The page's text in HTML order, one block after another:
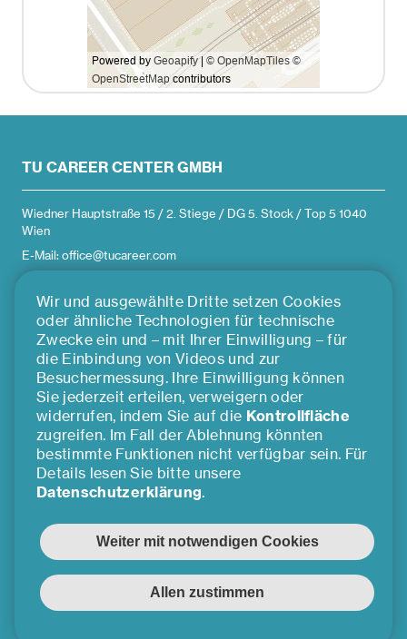
TU CAREER CENTER GMBH
Wiedner Hauptstraße 15 / 2. Stiege / DG 5. Stock / Top 5 1040
Wien
E-Mail: office@tucareer.com
ÜBER UNS
Team
Impressum
Presse
Kooperationspartner*innen
Cookie Einstellungen
©2026 TU Career Center GmbH
FOLLOW US
Wir und ausgewählte Dritte setzen Cookies
oder ähnliche Technologien für technische
Zwecke ein und – mit Ihrer Einwilligung – für
die Einbindung von Videos und zur
Besuchermessung. Ihre Einwilligung können
Sie jederzeit erteilen, verweigern oder
widerrufen, indem Sie auf die Kontrollfläche
zugreifen. Im Fall der Ablehnung könnten
bestimmte Funktionen nicht verfügbar sein. Für
Details lesen Sie bitte unsere
Datenschutzerklärung.